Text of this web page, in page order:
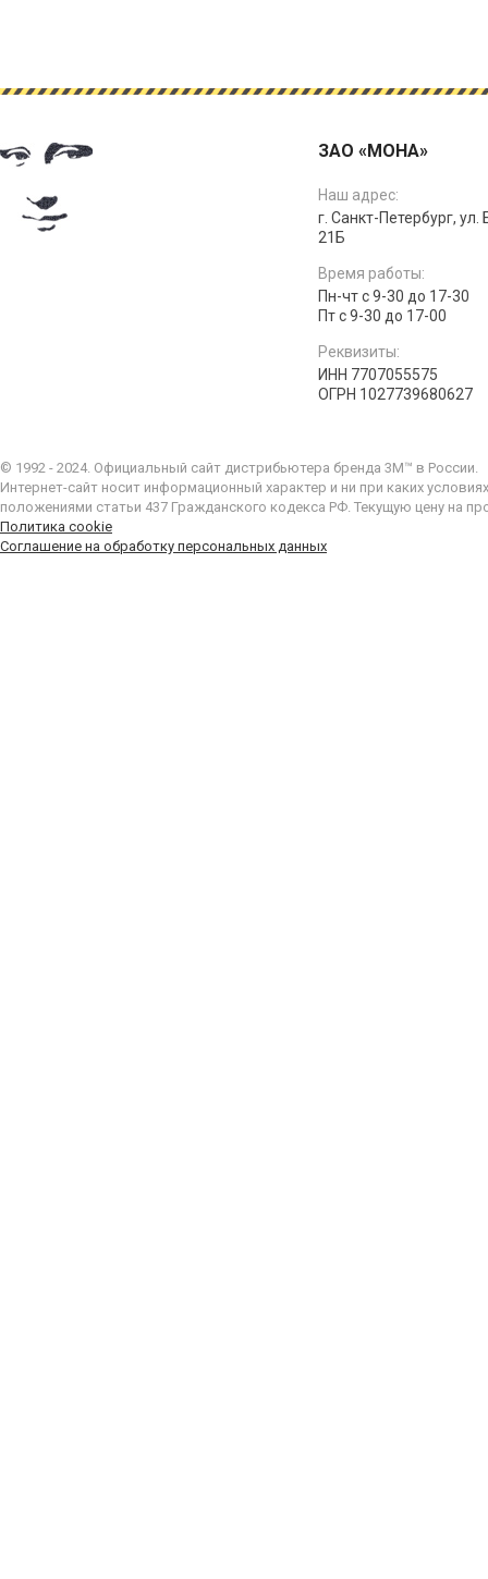
ЗАО «МОНА»
Наш адрес:
г. Санкт-Петербург,
21Б
Время работы:
Пн-чт с 9-30 до 17-30
Пт с 9-30 до 17-00
Реквизиты:
ИНН 7707055575
ОГРН 1027739680627
© 1992 - 2024. Официальный сайт дистрибьютера бренда 3M™ в России.
Интернет-сайт носит информационный характер и ни при каких
положениями статьи 437 Гражданского кодекса РФ. Текущую цену на
Политика cookie
Соглашение на обработку персональных данных